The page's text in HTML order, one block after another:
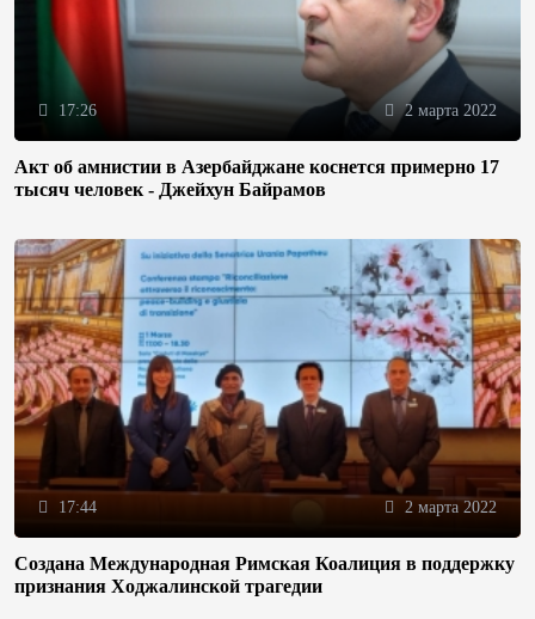
17:26 2 марта 2022
Акт об амнистии в Азербайджане коснется примерно 17
тысяч человек - Джейхун Байрамов
17:44 2 марта 2022
Создана Международная Римская Коалиция в поддержку
признания Ходжалинской трагедии